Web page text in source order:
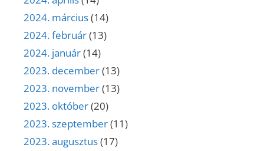
2024. március(14)
2024. február(13)
2024. január(14)
2023. december(13)
2023. november(13)
2023. október(20)
2023. szeptember(11)
2023. augusztus(17)